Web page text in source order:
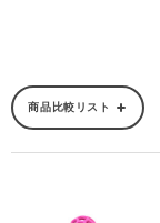
商品比較リスト